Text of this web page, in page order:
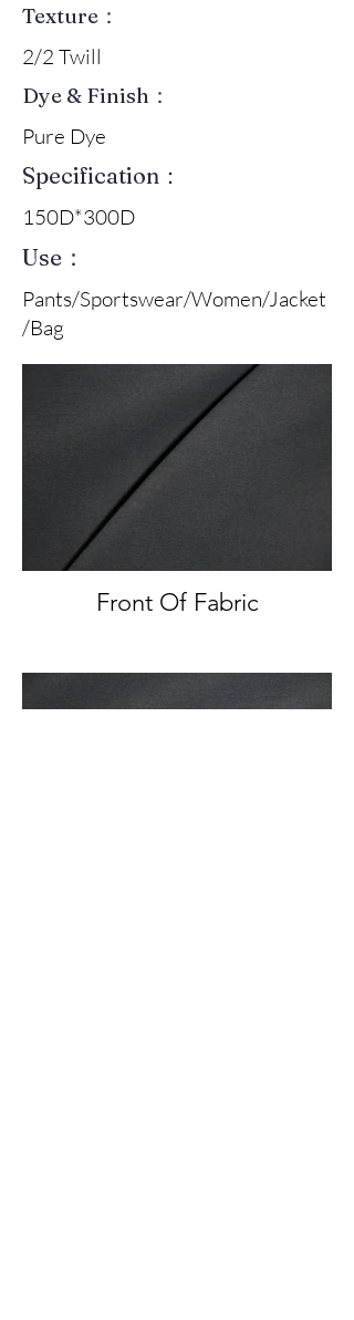
Texture：
2/2 Twill
Dye & Finish：
Pure Dye
Specification：
150D*300D
Use：
Pants/Sportswear/Women/Jacket
/Bag
Front Of Fabric